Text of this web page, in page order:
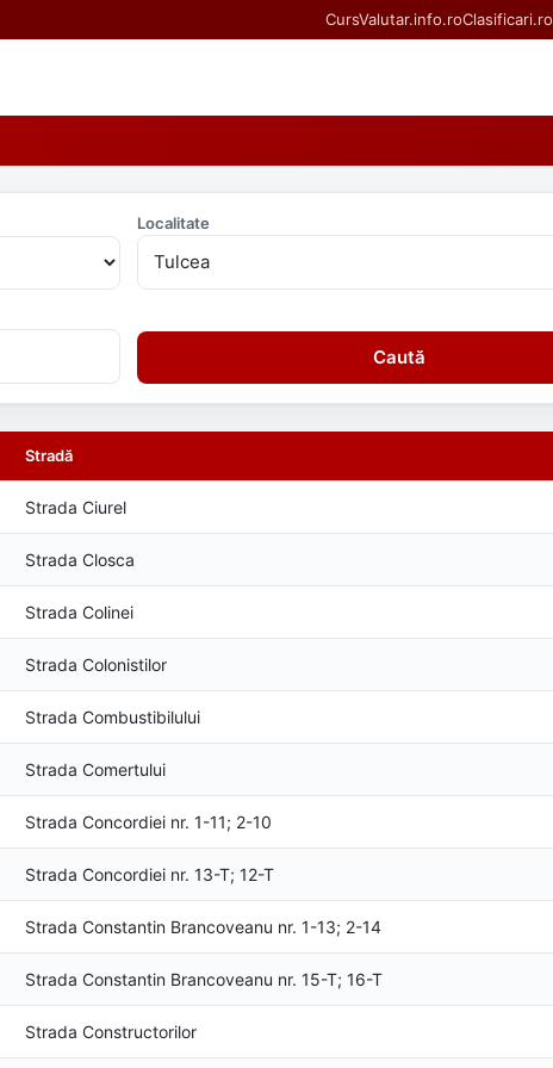
CursValutar.info.roClasificari.ro
Localitate
Caută
Stradă
Strada Ciurel
Strada Closca
Strada Colinei
Strada Colonistilor
Strada Combustibilului
Strada Comertului
Strada Concordiei nr. 1-11; 2-10
Strada Concordiei nr. 13-T; 12-T
Strada Constantin Brancoveanu nr. 1-13; 2-14
Strada Constantin Brancoveanu nr. 15-T; 16-T
Strada Constructorilor